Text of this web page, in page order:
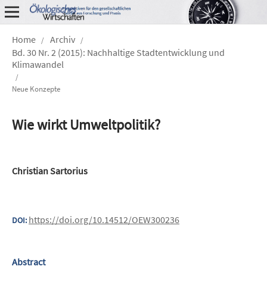
Home / Archiv /
Bd. 30 Nr. 2 (2015): Nachhaltige Stadtentwicklung und
Klimawandel
/
Neue Konzepte
Wie wirkt Umweltpolitik?
Christian Sartorius
DOI: https://doi.org/10.14512/OEW300236
Abstract